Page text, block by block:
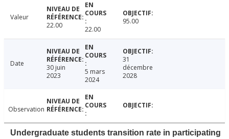
Valeur
22.00
22.00
95.00
Date
30 juin
2023
5 mars
2024
31
décembre
2028
Observation
Undergraduate students transition rate in participating